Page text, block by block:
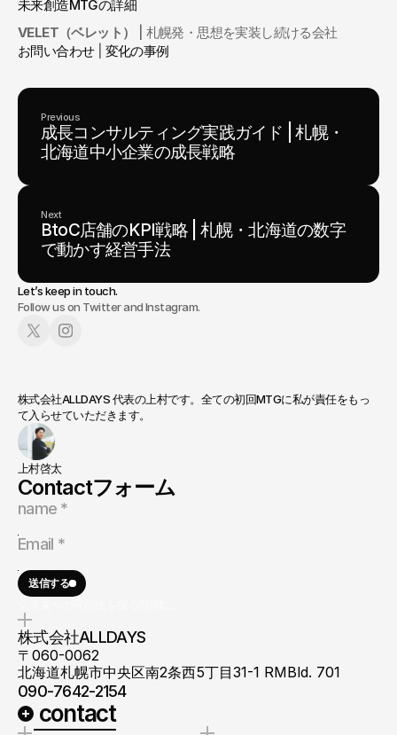
未来創造MTGの詳細
VELET（ベレット）
| 札幌発・思想を実装し続ける会社
お問い合わせ | 変化の事例
Previous
成長コンサルティング実践ガイド | 札幌・
北海道中小企業の成長戦略
Next
BtoC店舗のKPI戦略 | 札幌・北海道の数字
で動かす経営手法
Let’s keep in touch.
Follow us on Twitter and Instagram.
株式会社ALLDAYS 代表の上村です。全ての初回MTGに私が責任をもっ
て入らせていただきます。
上村啓太
Contactフォーム
送信する
株式会社ALLDAYS
〒060-0062
北海道札幌市中央区南2条西5丁目31-1 RMBld. 701
090-7642-2154
contact